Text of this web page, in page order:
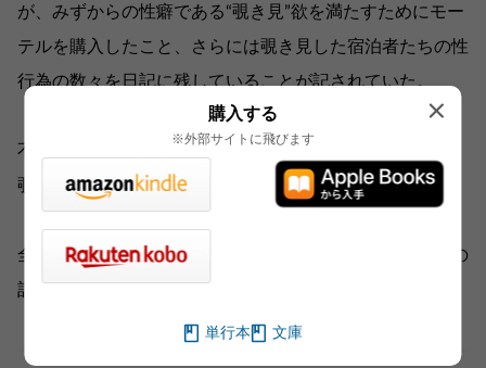
が、みずからの性癖である“覗き見”欲を満たすためにモー
テルを購入したこと、さらには覗き見した宿泊者たちの性
行為の数々を日記に残していることが記されていた。
不倫、グループセックス、同性愛、近親相姦、獣姦……。
覗き魔の告白はホンモノか、偽物か。
全米を大騒動に巻き込んだ、稀代の覗き魔との三〇年間の
記録。（MS）
購入する
※外部サイトに飛びます
単行本 文庫